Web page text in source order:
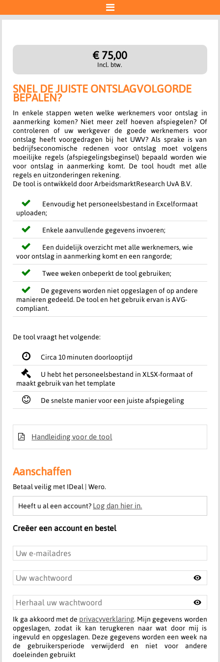

Aan de slag
€ 75,00
Incl. btw.
SNEL DE JUISTE ONTSLAGVOLGORDE
BEPALEN?
In enkele stappen weten welke werknemers voor ontslag in
aanmerking komen? Niet meer zelf hoeven afspiegelen? Of
controleren of uw werkgever de goede werknemers voor
ontslag heeft voorgedragen bij het UWV? Als sprake is van
bedrijfseconomische redenen voor ontslag moet volgens
moeilijke regels (afspiegelingsbeginsel) bepaald worden wie
voor ontslag in aanmerking komt. De tool houdt met alle
regels en uitzonderingen rekening.
De tool is ontwikkeld door ArbeidsmarktResearch UvA B.V.
Eenvoudig het personeelsbestand in Excelformaat
uploaden;
Enkele aanvullende gegevens invoeren;
Een duidelijk overzicht met alle werknemers, wie
voor ontslag in aanmerking komt en een rangorde;
Twee weken onbeperkt de tool gebruiken;
De gegevens worden niet opgeslagen of op andere
manieren gedeeld. De tool en het gebruik ervan is AVG-
compliant.
De tool vraagt het volgende:
Circa 10 minuten doorlooptijd
U hebt het personeelsbestand in XLSX-formaat of
maakt gebruik van het template
De snelste manier voor een juiste afspiegeling
 Handleiding voor de tool
Aanschaffen
Betaal veilig met IDeal | Wero.
Heeft u al een account? Log dan hier in.
Creëer een account en bestel
Ik ga akkoord met de privacyverklaring. Mijn gegevens worden
opgeslagen, zodat ik kan terugkeren naar wat door mij is
ingevuld en opgeslagen. Deze gegevens worden een week na
de gebruikersperiode verwijderd en niet voor andere
doeleinden gebruikt